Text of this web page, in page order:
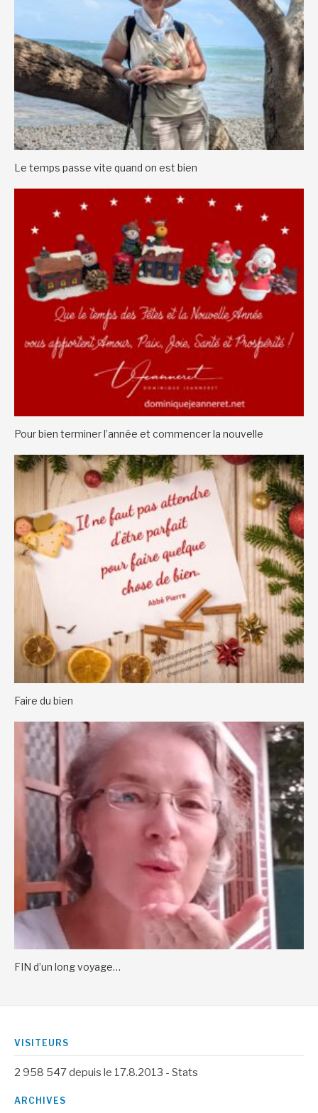
Le temps passe vite quand on est bien
Pour bien terminer l’année et commencer la nouvelle
Faire du bien
FIN d’un long voyage…
VISITEURS
2 958 547depuis le 17.8.2013 - Stats
ARCHIVES